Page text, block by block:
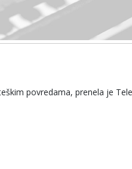
povredama, prenela je